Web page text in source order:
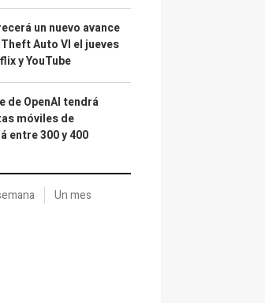
un nuevo avance
Auto VI el jueves
y YouTube
de OpenAI tendrá
móviles de
entre 300 y 400
Un mes